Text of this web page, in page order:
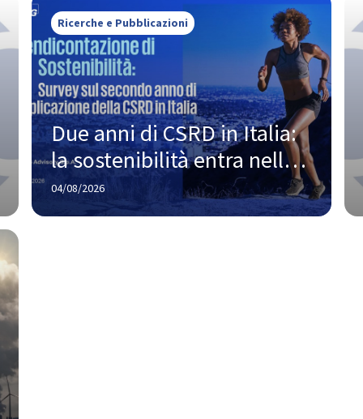
Ricerche e Pubblicazioni
Due anni di CSRD in Italia:
la sostenibilità entra nella
strategia, ma la strada
verso la piena maturità è
04/08/2026